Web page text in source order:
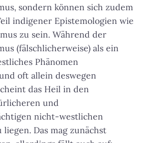
sondern können sich zudem
indigener Epistemologien wie
zu sein. Während der
(fälschlicherweise) als ein
Phänomen
oft allein deswegen
das Heil in den
und
nicht-westlichen
liegen. Das mag zunächst